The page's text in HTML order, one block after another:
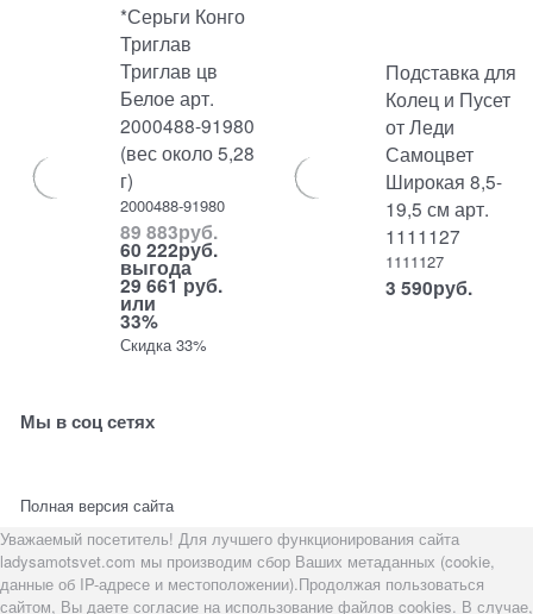
*Серьги Конго
Триглав
Триглав цв
Белое арт.
2000488-91980
(вес около 5,28
г)
2000488-91980
89 883руб.
60 222руб.
выгода
29 661 руб.
или
33%
Скидка 33%
Подставка для
Колец и Пусет
от Леди
Самоцвет
Широкая 8,5-
19,5 см арт.
1111127
1111127
3 590руб.
Мы в соц сетях
Полная версия сайта
Уважаемый посетитель! Для лучшего функционирования сайта
ladysamotsvet.com мы производим сбор Ваших метаданных (cookie,
данные об IP-адресе и местоположении).Продолжая пользоваться
сайтом, Вы даете согласие на использование файлов cookies. В случае,